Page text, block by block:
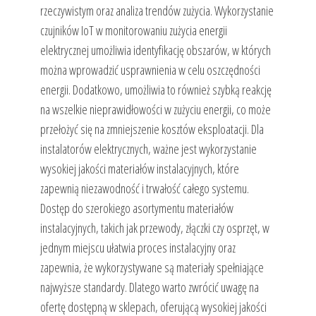
rzeczywistym oraz analiza trendów zużycia. Wykorzystanie
czujników IoT w monitorowaniu zużycia energii
elektrycznej umożliwia identyfikację obszarów, w których
można wprowadzić usprawnienia w celu oszczędności
energii. Dodatkowo, umożliwia to również szybką reakcję
na wszelkie nieprawidłowości w zużyciu energii, co może
przełożyć się na zmniejszenie kosztów eksploatacji. Dla
instalatorów elektrycznych, ważne jest wykorzystanie
wysokiej jakości materiałów instalacyjnych, które
zapewnią niezawodność i trwałość całego systemu.
Dostęp do szerokiego asortymentu materiałów
instalacyjnych, takich jak przewody, złączki czy osprzęt, w
jednym miejscu ułatwia proces instalacyjny oraz
zapewnia, że wykorzystywane są materiały spełniające
najwyższe standardy. Dlatego warto zwrócić uwagę na
ofertę dostępną w sklepach, oferującą wysokiej jakości